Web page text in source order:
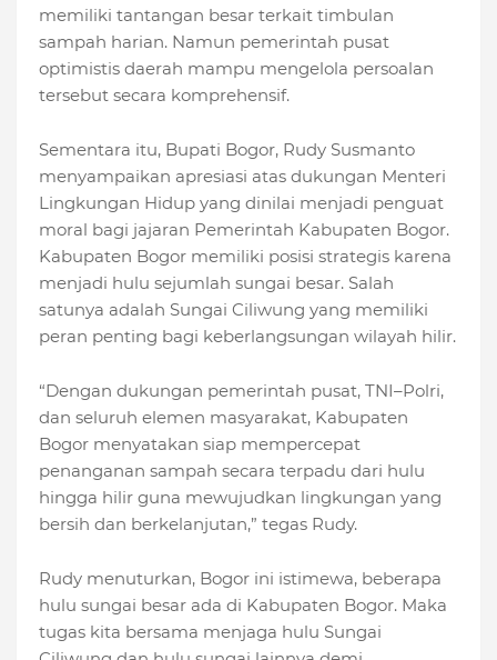
memiliki tantangan besar terkait timbulan
sampah harian. Namun pemerintah pusat
optimistis daerah mampu mengelola persoalan
tersebut secara komprehensif.
Sementara itu, Bupati Bogor, Rudy Susmanto
menyampaikan apresiasi atas dukungan Menteri
Lingkungan Hidup yang dinilai menjadi penguat
moral bagi jajaran Pemerintah Kabupaten Bogor.
Kabupaten Bogor memiliki posisi strategis karena
menjadi hulu sejumlah sungai besar. Salah
satunya adalah Sungai Ciliwung yang memiliki
peran penting bagi keberlangsungan wilayah hilir.
“Dengan dukungan pemerintah pusat, TNI–Polri,
dan seluruh elemen masyarakat, Kabupaten
Bogor menyatakan siap mempercepat
penanganan sampah secara terpadu dari hulu
hingga hilir guna mewujudkan lingkungan yang
bersih dan berkelanjutan,” tegas Rudy.
Rudy menuturkan, Bogor ini istimewa, beberapa
hulu sungai besar ada di Kabupaten Bogor. Maka
tugas kita bersama menjaga hulu Sungai